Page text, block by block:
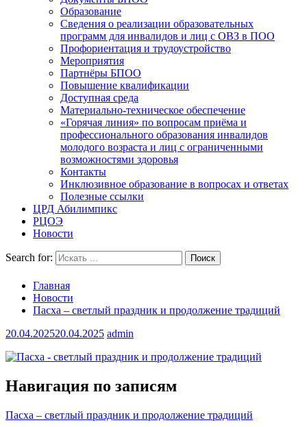
Образование
Сведения о реализации образовательных
программ для инвалидов и лиц с ОВЗ в ПОО
Профориентация и трудоустройство
Мероприятия
Партнёры БПОО
Повышение квалификации
Доступная среда
Материально-техническое обеспечение
«Горячая линия» по вопросам приёма и
профессионального образования инвалидов
молодого возраста и лиц с ограниченными
возможностями здоровья
Контакты
Инклюзивное образование в вопросах и ответах
Полезные ссылки
ЦРД Абилимпикс
РЦОЭ
Новости
Search for:
Главная
Новости
Пасха – светлый праздник и продолжение традиций
20.04.202520.04.2025 admin
Навигация по записям
Пасха – светлый праздник и продолжение традиций